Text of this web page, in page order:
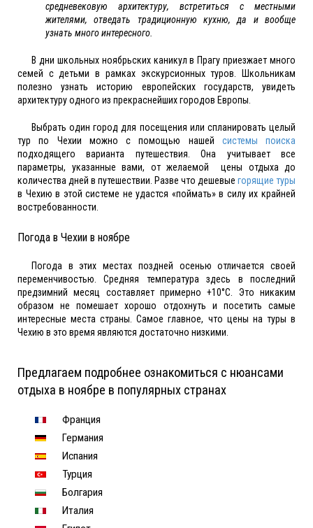
средневековую архитектуру, встретиться с местными
жителями, отведать традиционную кухню, да и вообще
узнать много интересного.
В дни школьных ноябрьских каникул в Прагу приезжает много
семей с детьми в рамках экскурсионных туров. Школьникам
полезно узнать историю европейских государств, увидеть
архитектуру одного из прекраснейших городов Европы.
Выбрать один город для посещения или спланировать целый
тур по Чехии можно с помощью нашей системы поиска
подходящего варианта путешествия. Она учитывает все
параметры, указанные вами, от желаемой цены отдыха до
количества дней в путешествии. Разве что дешевые горящие туры
в Чехию в этой системе не удастся «поймать» в силу их крайней
востребованности.
Погода в Чехии в ноябре
Погода в этих местах поздней осенью отличается своей
переменчивостью. Средняя температура здесь в последний
предзимний месяц составляет примерно +10°С. Это никаким
образом не помешает хорошо отдохнуть и посетить самые
интересные места страны. Самое главное, что цены на туры в
Чехию в это время являются достаточно низкими.
Предлагаем подробнее ознакомиться с нюансами
отдыха в ноябре в популярных странах
Франция
Германия
Испания
Турция
Болгария
Италия